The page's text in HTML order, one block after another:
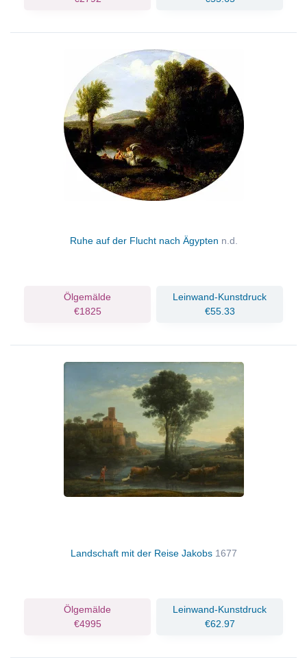
Ruhe auf der Flucht nach Ägypten n.d.
Ölgemälde
€1825
Leinwand-Kunstdruck
€55.33
Landschaft mit der Reise Jakobs 1677
Ölgemälde
€4995
Leinwand-Kunstdruck
€62.97